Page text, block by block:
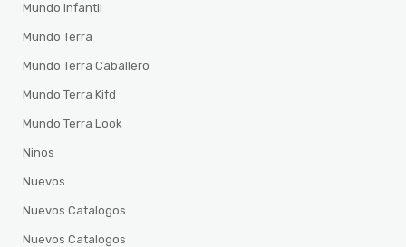
Mundo Infantil
Mundo Terra
Mundo Terra Caballero
Mundo Terra Kifd
Mundo Terra Look
Ninos
Nuevos
Nuevos Catalogos
Nuevos Catalogos